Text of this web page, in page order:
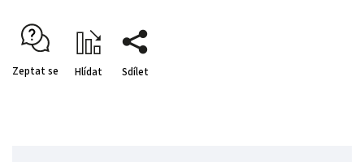
Zeptat se Hlídat Sdílet